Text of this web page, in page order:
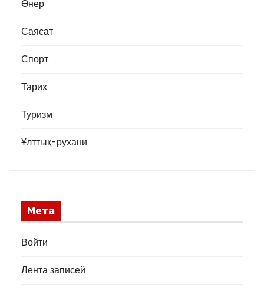
Өнер
Саясат
Спорт
Тарих
Туризм
Ұлттық-рухани
Мета
Войти
Лента записей